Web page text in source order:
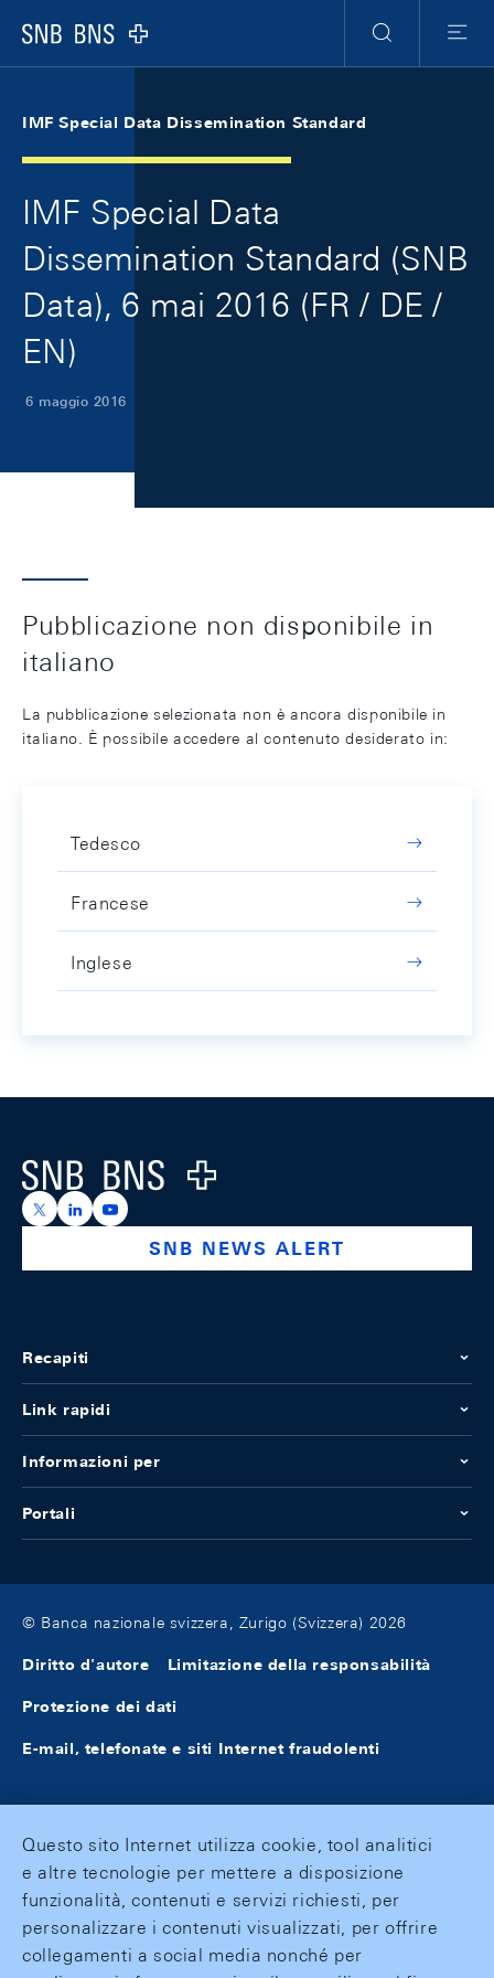
Logo
Ricerca
Menu
IMF Special Data Dissemination Standard
IMF Special Data
Dissemination Standard (SNB
Data), 6 mai 2016 (FR / DE /
EN)
6 maggio 2016
Pubblicazione non disponibile in
italiano
La pubblicazione selezionata non è ancora disponibile in
italiano. È possibile accedere al contenuto desiderato in:
Tedesco
Francese
Inglese
Logo
https://x.com/snb_bns
https://ch.linkedin.com/company/swiss-national-
https://www.youtube.com/@swissnationalbank
SNB NEWS ALERT
Recapiti
Link rapidi
Informazioni per
Portali
© Banca nazionale svizzera, Zurigo (Svizzera) 2026
Diritto d'autore Limitazione della responsabilità
Protezione dei dati
E-mail, telefonate e siti Internet fraudolenti
Questo sito Internet utilizza cookie, tool analitici
e altre tecnologie per mettere a disposizione
funzionalità, contenuti e servizi richiesti, per
personalizzare i contenuti visualizzati, per offrire
collegamenti a social media nonché per